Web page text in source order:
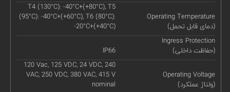
Operating Temperature
(دمای قابل تحمل)
T4 (130°C): -40°C+(+80°C), T5
(95°C): -40°C+(+60°C), T6 (80°C):
-20°C+(+40°C)
Ingress Protection
(حفاظت داخلی)
IP66
Operating Voltage
(ولتاژ عملکرد)
120 Vac, 125 VDC, 24 VDC, 240
VAC, 250 VDC, 380 VAC, 415 V
nominal